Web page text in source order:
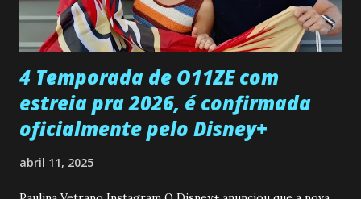
ter sido vítima da fúria de Gabriel. Artur informa a Gabriel
que a clínica inseminou por engano outra paciente, que está
...
4 Temporada de O11ZE com
estreia pra 2026, é confirmada
oficialmente pelo Disney+
abril 11, 2025